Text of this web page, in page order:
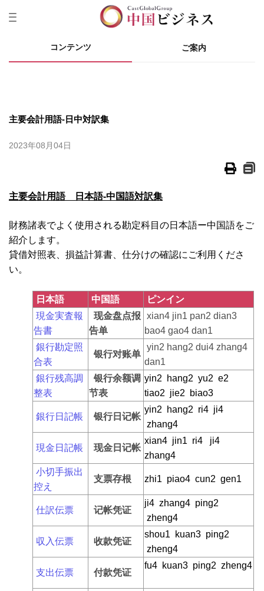
コンテンツ ご案内
主要会計用語-日中対訳集
2023年08月04日
主要会計用語 日本語-中国語対訳集
財務諸表でよく使用される勘定科目の日本語ー中国語をご
紹介します。
貸借対照表、損益計算書、仕分けの確認にご利用くださ
い。
日本語 中国語
ピンイン
現金実査報
告書
现金盘点报
告单
xian4 jin1 pan2 dian3
bao4 gao4 dan1
銀行勘定照
合表
银行对账单
yin2 hang2 dui4 zhang4
dan1
銀行残高調
整表
银行余额调
节表
yin2 hang2 yu2 e2
tiao2 jie2 biao3
銀行日記帳 银行日记帐
yin2 hang2 ri4 ji4
zhang4
現金日記帳 现金日记帐
xian4 jin1 ri4 ji4
zhang4
小切手振出
控え
支票存根 zhi1 piao4 cun2 gen1
仕訳伝票 记帐凭证
ji4 zhang4 ping2
zheng4
収入伝票 收款凭证
shou1 kuan3 ping2
zheng4
支出伝票 付款凭证
fu4 kuan3 ping2 zheng4